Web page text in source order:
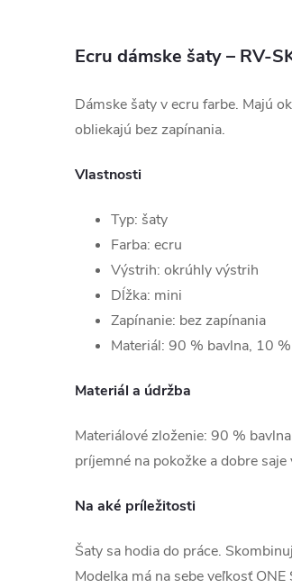
Ecru dámske šaty – RV-
Dámske šaty v ecru farbe. Majú
obliekajú bez zapínania.
Vlastnosti
Typ: šaty
Farba: ecru
Výstrih: okrúhly výstrih
Dĺžka: mini
Zapínanie: bez zapínania
Materiál: 90 % bavlna, 10
Materiál a údržba
Materiálové zloženie: 90 %
príjemné na pokožke a dobre
Na aké príležitosti
Šaty sa hodia do práce.
Modelka má na sebe veľkosť